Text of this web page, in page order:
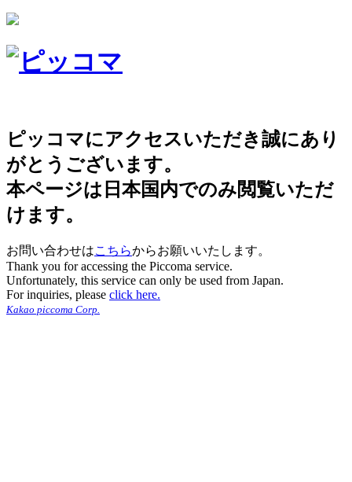
ピッコマにアクセスいただき誠にあり
がとうございます。
本ページは日本国内でのみ閲覧いただ
けます。
お問い合わせはこちらからお願いいたします。
Thank you for accessing the Piccoma service.
Unfortunately, this service can only be used from Japan.
For inquiries, please click here.
Kakao piccoma Corp.